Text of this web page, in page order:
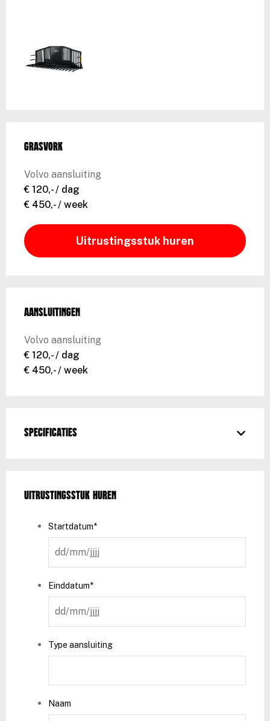
Grasvork
Volvo aansluiting
€ 120,- / dag
€ 450,- / week
Uitrustingsstuk huren
Aansluitingen
Volvo aansluiting
€ 120,- / dag
€ 450,- / week
Specificaties
Uitrustingsstuk huren
Startdatum*
slash
Einddatum*
slash
Type aansluiting
Naam